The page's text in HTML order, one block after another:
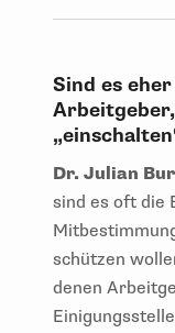
Sind es
Dr. Julian
sind es oft die
schützen
denen